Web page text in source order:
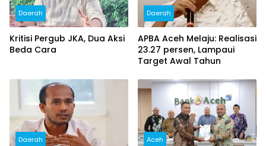
Daerah
Kritisi Pergub JKA, Dua Aksi
Beda Cara
Daerah
APBA Aceh Melaju: Realisasi
23.27 persen, Lampaui
Target Awal Tahun
Daerah Aceh